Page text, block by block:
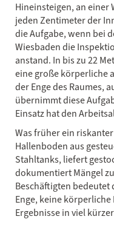
Hineinsteigen, an einer
jeden Zentimeter der
die Aufgabe, wenn bei
Wiesbaden die
anstand. In bis zu 22
eine große körperliche
der Enge des Raumes,
übernimmt diese
Einsatz hat den
Was früher ein
Hallenboden aus
Stahltanks, liefert
dokumentiert Mängel
Beschäftigten bedeutet
Enge, keine
Ergebnisse in viel